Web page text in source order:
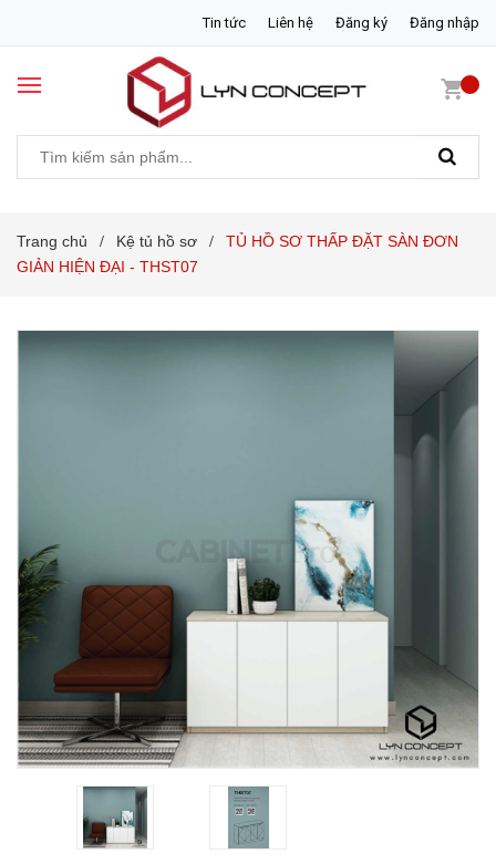
Tin tức Liên hệ Đăng ký Đăng nhập
Trang chủ / Kệ tủ hồ sơ /
TỦ HỒ SƠ THẤP ĐẶT SÀN ĐƠN
GIẢN HIỆN ĐẠI - THST07